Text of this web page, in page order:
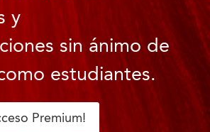
y
sin ánimo de
estudiantes.
Premium!